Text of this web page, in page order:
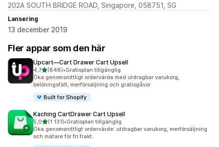
202A SOUTH BRIDGE ROAD, Singapore, 058751, SG
Lansering
13 december 2019
Fler appar som den här
Upcart—Cart Drawer Cart Upsell
4,7av 5 stjärnor
(848)
848 recensioner totalt
•Gratisplan tillgänglig
Öka genomsnittligt ordervärde med utdragbar varukorg,
belöningsfält, merförsäljning och gratisgåvor
Built for Shopify
Kaching CartDrawer Cart Upsell
5,0av 5 stjärnor
(1 131)
1131 recensioner totalt
•Gratisplan tillgänglig
Öka genomsnittligt ordervärde: utdragbar varukorg, merförsäljning
och mätare för fri frakt